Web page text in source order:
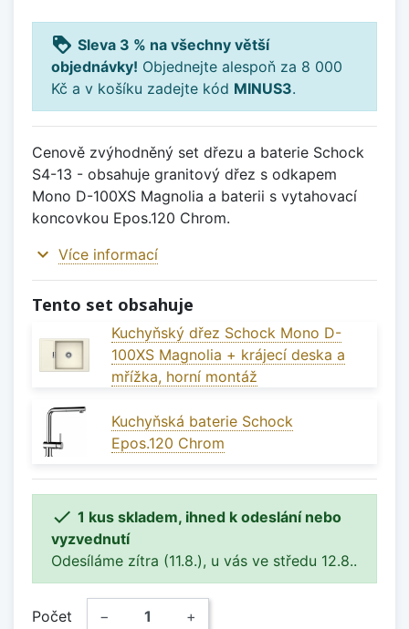
loyalty Sleva 3 % na všechny větší
objednávky! Objednejte alespoň za 8 000
Kč a v košíku zadejte kód MINUS3.
Cenově zvýhodněný set dřezu a baterie Schock
S4-13 - obsahuje granitový dřez s odkapem
Mono D-100XS Magnolia a baterii s vytahovací
koncovkou Epos.120 Chrom.
expand_more Více informací
Tento set obsahuje
Kuchyňský dřez Schock Mono D-
100XS Magnolia + krájecí deska a
mřížka, horní montáž
Kuchyňská baterie Schock
Epos.120 Chrom
 1 kus skladem, ihned k odeslání nebo
vyzvednutí
Odesíláme zítra (11.8.), u vás ve středu 12.8..
Počet − +